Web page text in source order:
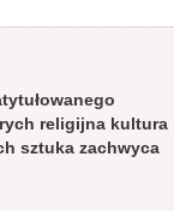
religijna kultura
sztuka zachwyca